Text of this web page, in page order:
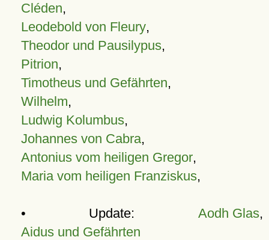
Cléden,
Leodebold von Fleury,
Theodor und Pausilypus,
Pitrion,
Timotheus und Gefährten,
Wilhelm,
Ludwig Kolumbus,
Johannes von Cabra,
Antonius vom heiligen Gregor,
Maria vom heiligen Franziskus,
• Update: Aodh Glas,
Aidus und Gefährten